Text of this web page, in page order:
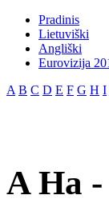
Pradinis
Lietuviški
Angliški
Eurovizija
A B C D E F G H I
A Ha